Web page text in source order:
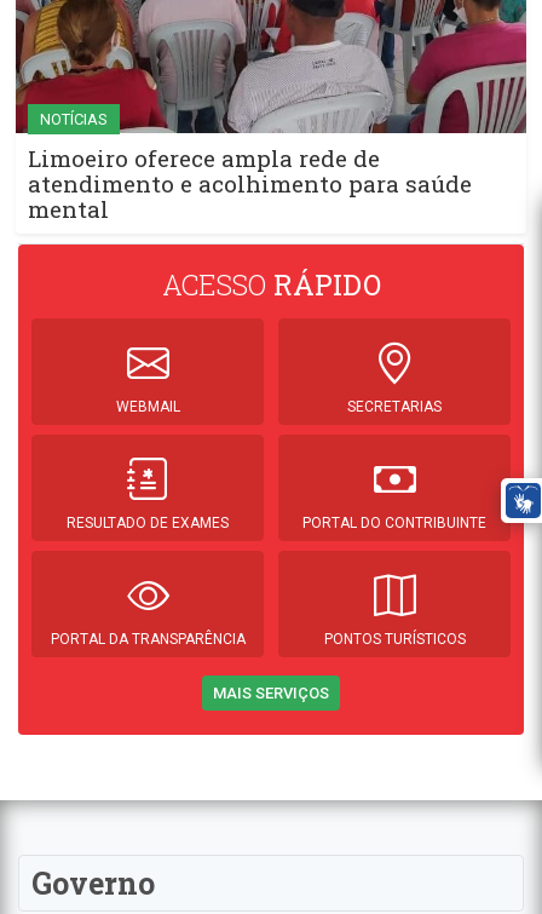
NOTÍCIAS
Limoeiro oferece ampla rede de
atendimento e acolhimento para saúde
mental
ACESSO RÁPIDO
WEBMAIL SECRETARIAS
RESULTADO DE EXAMES PORTAL DO CONTRIBUINTE
PORTAL DA TRANSPARÊNCIA PONTOS TURÍSTICOS
MAIS SERVIÇOS
Governo